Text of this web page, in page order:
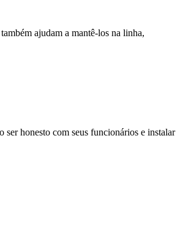
ajudam a mantê-los na linha,
ser honesto com seus funcionários e instalar